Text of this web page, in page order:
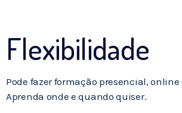
Flexibilidade
Pode fazer formação presencial,
Aprenda onde e quando quiser.